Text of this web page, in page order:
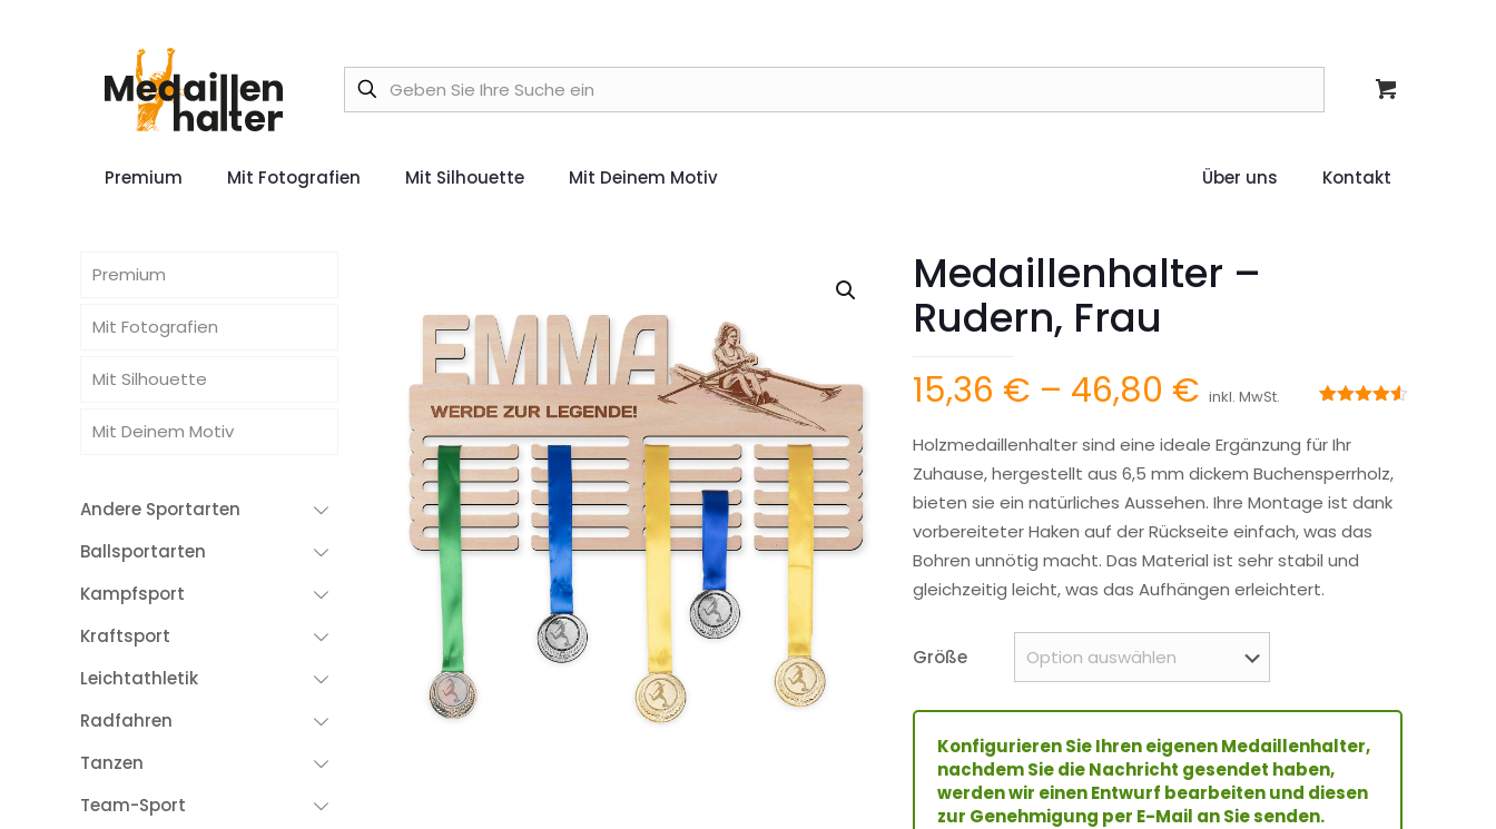
Premium Mit Fotografien Mit Silhouette Mit Deinem Motiv Über uns Kontakt
Medaillenhalter –
Rudern, Frau
von 5,
basierend
auf
Kundenbewertungen
15,36 € – 46,80 € Preisspanne:
bis
46,80 €
inkl. MwSt.
Holzmedaillenhalter sind eine ideale Ergänzung für Ihr
Zuhause, hergestellt aus 6,5 mm dickem Buchensperrholz,
bieten sie ein natürliches Aussehen. Ihre Montage ist dank
vorbereiteter Haken auf der Rückseite einfach, was das
Bohren unnötig macht. Das Material ist sehr stabil und
gleichzeitig leicht, was das Aufhängen erleichtert.
Größe
Konfigurieren Sie Ihren eigenen Medaillenhalter,
nachdem Sie die Nachricht gesendet haben,
werden wir einen Entwurf bearbeiten und diesen
zur Genehmigung per E-Mail an Sie senden.
Premium
Mit Fotografien
Mit Silhouette
Mit Deinem Motiv
Andere Sportarten
Ballsportarten
Kampfsport
Kraftsport
Leichtathletik
Radfahren
Tanzen
Team-Sport